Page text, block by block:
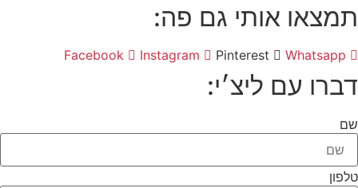
תמצאו אותי גם פה:
Facebook Instagram Pinterest Whatsapp
דברו עם ליצ׳י:
שם
טלפון